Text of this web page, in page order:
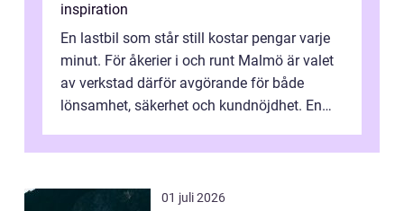
inspiration
En lastbil som står still kostar pengar varje
minut. För åkerier i och runt Malmö är valet
av verkstad därför avgörande för både
lönsamhet, säkerhet och kundnöjdhet. En
01 juli 2026